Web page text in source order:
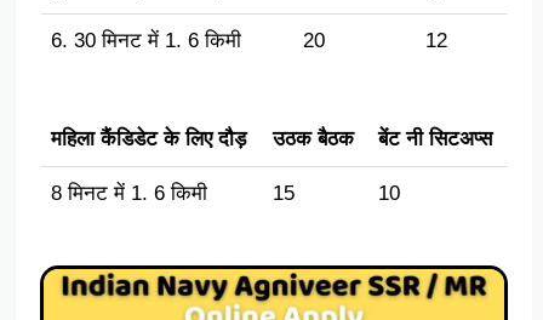
6. 30 मिनट में 1. 6 किमी 20 12
महिला कैंडिडेट के लिए दौड़ उठक बैठक बेंट नी सिटअप्स
8 मिनट में 1. 6 किमी 15 10